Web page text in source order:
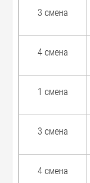
3 смена
4 смена
1 смена
3 смена
4 смена